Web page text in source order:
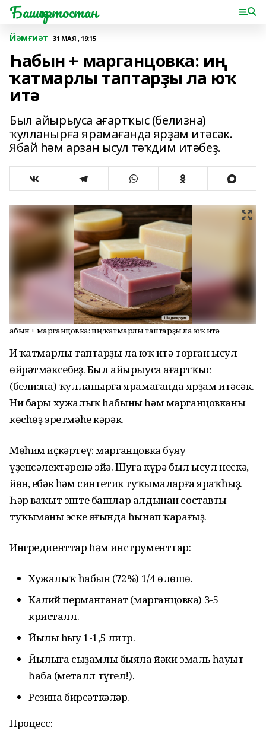
Башҡортостан
Йәмғиәт 31 МАЯ , 19:15
Һабын + марганцовка: иң
ҡатмарлы таптарҙы ла юҡ
итә
Был айырыуса ағартҡыс (белизна)
ҡулланырға ярамағанда ярҙам итәсәк.
Ябай һәм арзан ысул тәҡдим итәбеҙ.
Һабын + марганцовка: иң ҡатмарлы таптарҙы ла юҡ итә
Иң ҡатмарлы таптарҙы ла юҡ итә торған ысул
өйрәтмәксебеҙ. Был айырыуса ағартҡыс
(белизна) ҡулланырға ярамағанда ярҙам итәсәк.
Ни бары хужалыҡ һабыны һәм марганцовканың
көсһөҙ эретмәһе кәрәк.
Мөһим иҫкәртеү: марганцовка буяу
үҙенсәлектәренә эйә. Шуға күрә был ысул нескә,
йөн, ебәк һәм синтетик туҡымаларға яраҡһыҙ.
Һәр ваҡыт эште башлар алдынан составты
туҡыманың эске яғында һынап ҡарағыҙ.
Ингредиенттар һәм инструменттар:
Хужалыҡ һабын (72%) 1/4 өлөшө.
Калий перманганат (марганцовка) 3-5
кристалл.
Йылы һыу 1-1,5 литр.
Йылыға сыҙамлы быяла йәки эмаль һауыт-
һаба (металл түгел!).
Резина бирсәткәләр.
Процесс: